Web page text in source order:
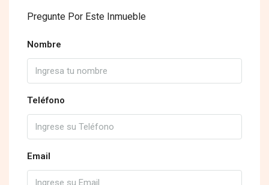
Pregunte Por Este Inmueble
Nombre
Teléfono
Email